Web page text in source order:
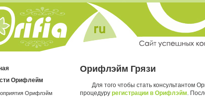
Орифлейм
Орифлэйм
Орифлэйм Грязи
Для того чтобы стать консультантом
процедуру регистрации в Орифлэйм.